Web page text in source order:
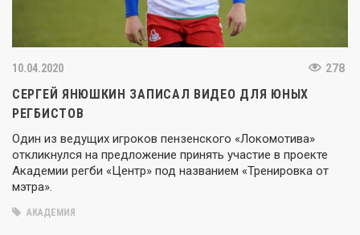
10.04.2020 278
СЕРГЕЙ ЯНЮШКИН ЗАПИСАЛ ВИДЕО ДЛЯ ЮНЫХ
РЕГБИСТОВ
Один из ведущих игроков пензенского «Локомотива»
откликнулся на предложение принять участие в проекте
Академии регби «Центр» под названием «Тренировка от
мэтра».
АКАДЕМИЯ